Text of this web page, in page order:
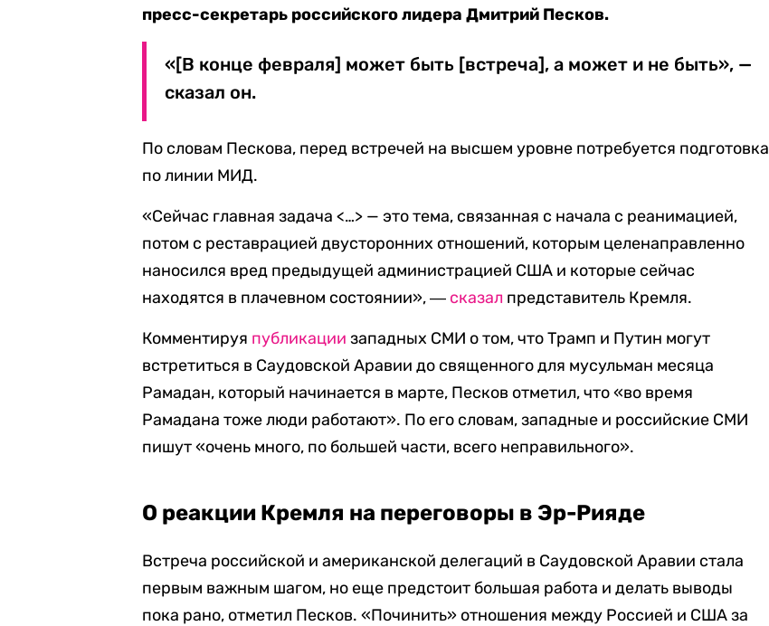
пресс-секретарь российского лидера Дмитрий Песков.
«[В конце февраля] может быть [встреча], а может и не быть», —
сказал он.
По словам Пескова, перед встречей на высшем уровне потребуется подготовка
по линии МИД.
«Сейчас главная задача <…> — это тема, связанная с начала с реанимацией,
потом с реставрацией двусторонних отношений, которым целенаправленно
наносился вред предыдущей администрацией США и которые сейчас
находятся в плачевном состоянии», ― сказал представитель Кремля.
Комментируя публикации западных СМИ о том, что Трамп и Путин могут
встретиться в Саудовской Аравии до священного для мусульман месяца
Рамадан, который начинается в марте, Песков отметил, что «во время
Рамадана тоже люди работают». По его словам, западные и российские СМИ
пишут «очень много, по большей части, всего неправильного».
О реакции Кремля на переговоры в Эр-Рияде
Встреча российской и американской делегаций в Саудовской Аравии стала
первым важным шагом, но еще предстоит большая работа и делать выводы
пока рано, отметил Песков. «Починить» отношения между Россией и США за